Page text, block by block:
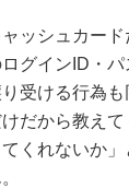
ッシュカー
グインID・
受ける行為も
だから教え
くれないか